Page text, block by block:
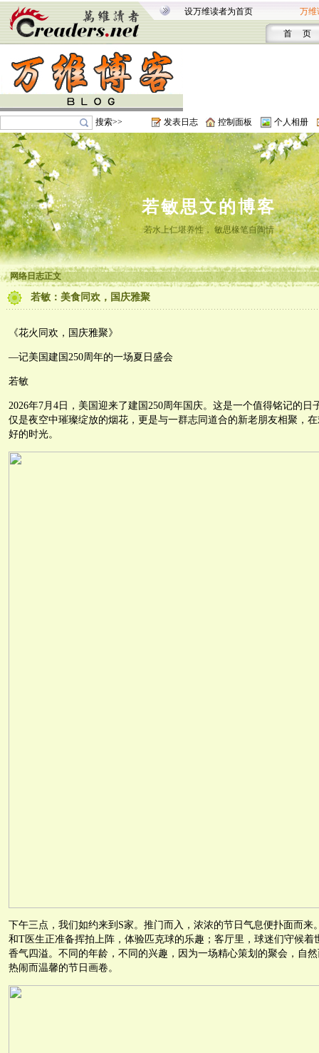
设万维读者为首页 万维
首 页
搜索>> 发表日志 控制面板 个人相册
若敏思文的博客
若水上仁堪养性， 敏思椽笔自陶情
网络日志正文
若敏：美食同欢，国庆雅聚
《花火同欢，国庆雅聚》
—记美国建国250周年的一场夏日盛会
若敏
2026年7月4日，美国迎来了建国250周年国庆。这是一个值得铭记的
仅是夜空中璀璨绽放的烟花，更是与一群志同道合的新老朋友相聚，
好的时光。
下午三点，我们如约来到S家。推门而入，浓浓的节日气息便扑面而
和T医生正准备挥拍上阵，体验匹克球的乐趣；客厅里，球迷们守候
香气四溢。不同的年龄，不同的兴趣，因为一场精心策划的聚会，自
热闹而温馨的节日画卷。